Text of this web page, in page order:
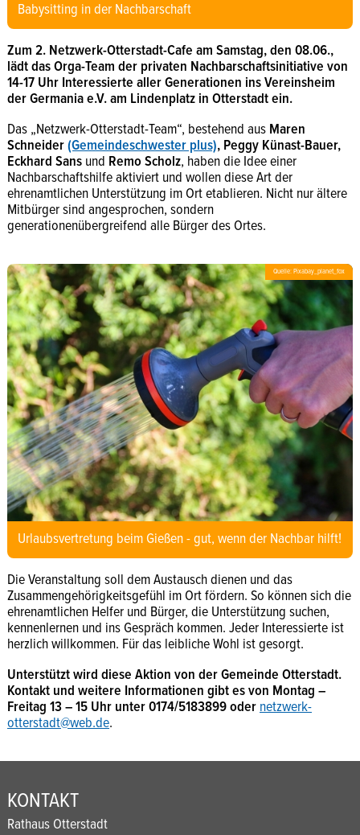
Babysitting in der Nachbarschaft
Zum 2. Netzwerk-Otterstadt-Cafe am Samstag, den 08.06.,
lädt das Orga-Team der privaten Nachbarschaftsinitiative von
14-17 Uhr Interessierte aller Generationen ins Vereinsheim
der Germania e.V. am Lindenplatz in Otterstadt ein.
Das „Netzwerk-Otterstadt-Team“, bestehend aus Maren
Schneider(Gemeindeschwester plus), Peggy Künast-Bauer,
Eckhard Sans und Remo Scholz, haben die Idee einer
Nachbarschaftshilfe aktiviert und wollen diese Art der
ehrenamtlichen Unterstützung im Ort etablieren. Nicht nur ältere
Mitbürger sind angesprochen, sondern
generationenübergreifend alle Bürger des Ortes.
Quelle: Pixabay_planet_fox
Urlaubsvertretung beim Gießen - gut, wenn der Nachbar hilft!
Die Veranstaltung soll dem Austausch dienen und das
Zusammengehörigkeitsgefühl im Ort fördern. So können sich die
ehrenamtlichen Helfer und Bürger, die Unterstützung suchen,
kennenlernen und ins Gespräch kommen. Jeder Interessierte ist
herzlich willkommen. Für das leibliche Wohl ist gesorgt.
Unterstützt wird diese Aktion von der Gemeinde Otterstadt.
Kontakt und weitere Informationen gibt es von Montag –
Freitag 13 – 15 Uhr unter 0174/5183899 odernetzwerk-
otterstadt@web.de.
KONTAKT
Rathaus Otterstadt